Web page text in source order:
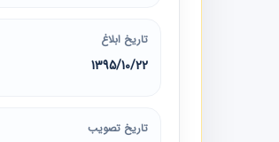
تاریخ ابلاغ
1395/10/22
تاریخ تصویب